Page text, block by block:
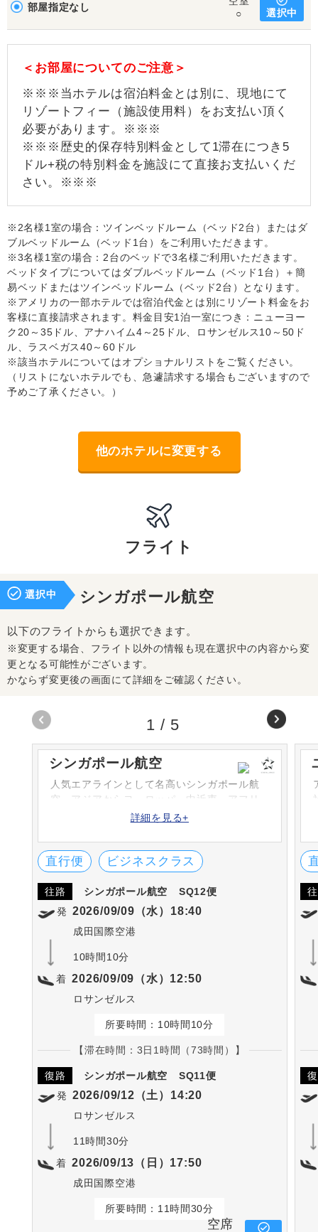
部屋指定なし
○
選択中
＜お部屋についてのご注意＞
※※※当ホテルは宿泊料金とは別に、現地にて
リゾートフィー（施設使用料）をお支払い頂く
必要があります。※※※
※※※歴史的保存特別料金として1滞在につき5
ドル+税の特別料金を施設にて直接お支払いくだ
さい。※※※
※2名様1室の場合：ツインベッドルーム（ベッド2台）またはダ
ブルベッドルーム（ベッド1台）をご利用いただきます。
※3名様1室の場合：2台のベッドで3名様ご利用いただきます。
ベッドタイプについてはダブルベッドルーム（ベッド1台）＋簡
易ベッドまたはツインベッドルーム（ベッド2台）となります。
※アメリカの一部ホテルでは宿泊代金とは別にリゾート料金をお
客様に直接請求されます。料金目安1泊一室につき：ニューヨー
ク20～35ドル、アナハイム4～25ドル、ロサンゼルス10～50ド
ル、ラスベガス40～60ドル
※該当ホテルについてはオプショナルリストをご覧ください。
（リストにないホテルでも、急遽請求する場合もございますので
予めご了承ください。）
他のホテルに変更する
フライト
選択中 シンガポール航空
以下のフライトからも選択できます。
※変更する場合、フライト以外の情報も現在選択中の内容から変
更となる可能性がございます。
かならず変更後の画面にて詳細をご確認ください。
シンガポール航空
人気エアラインとして名高いシンガポール航
空。アジアからヨーロッパ、中近東、アフリ
カ、北米、南太平洋など幅広いネットワーク
などのサービスで世界の人々に愛されていま
す。
詳細を見る+
直行便 ビジネスクラス
往路 シンガポール航空
SQ12便
発 2026/09/09（水）18:40
成田国際空港
10時間10分
着 2026/09/09（水）12:50
ロサンゼルス
所要時間：10時間10分
【滞在時間：3日1時間（73時間）】
復路 シンガポール航空
SQ11便
発 2026/09/12（土）14:20
ロサンゼルス
11時間30分
着 2026/09/13（日）17:50
成田国際空港
所要時間：11時間30分
空席
1 / 5